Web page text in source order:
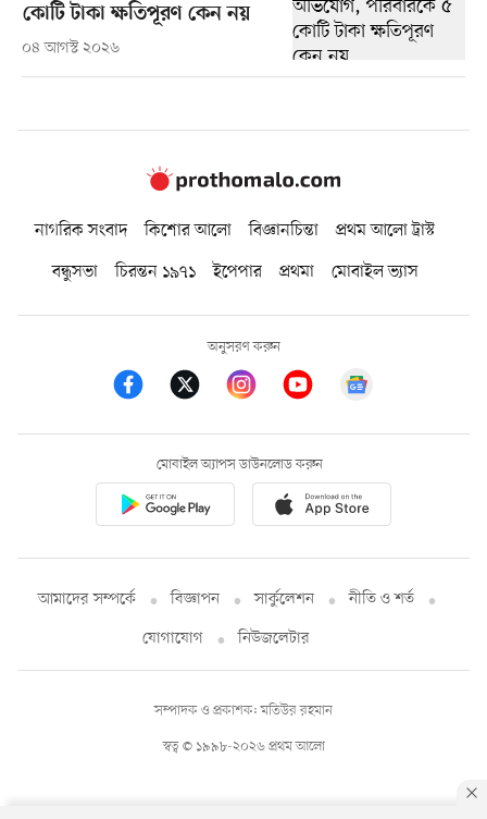
কোটি টাকা ক্ষতিপূরণ কেন নয়
০৪ আগস্ট ২০২৬
নাগরিক সংবাদ কিশোর আলো বিজ্ঞানচিন্তা
প্রথম আলো ট্রাস্ট
বন্ধুসভা
চিরন্তন ১৯৭১ ইপেপার প্রথমা মোবাইল ভ্যাস
অনুসরণ করুন
মোবাইল অ্যাপস ডাউনলোড করুন
আমাদের সম্পর্কে বিজ্ঞাপন সার্কুলেশন
নীতি ও শর্ত
যোগাযোগ
নিউজলেটার
স্বত্ব © ১৯৯৮-২০২৬ প্রথম আলো
সম্পাদক ও প্রকাশক: মতিউর রহমান